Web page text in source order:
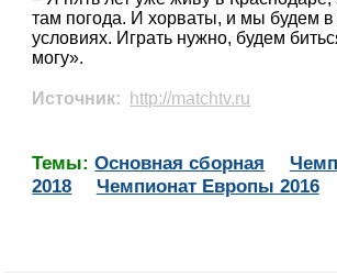
там погода. И хорваты, и мы будем
условиях. Играть нужно, будем
могу».
Источник: http://matchtv.ru
Темы:Основная сборная
2018
Чемпионат Европы 2016